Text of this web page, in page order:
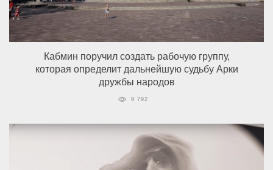
Кабмин поручил создать рабочую группу,
которая определит дальнейшую судьбу Арки
дружбы народов
9 792